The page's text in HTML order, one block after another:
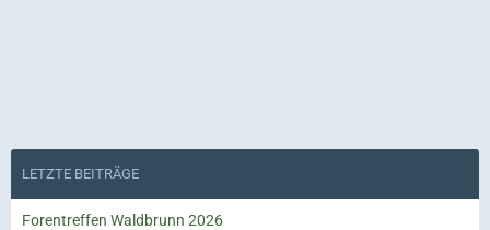
LETZTE BEITRÄGE
Forentreffen Waldbrunn 2026